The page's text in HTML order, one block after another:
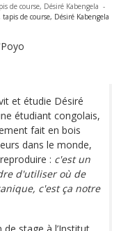
de course, Désiré Kabengela -
tapis de course, Désiré Kabengela
et étudie Désiré
étudiant congolais,
fait en bois
dans le monde,
: c'est un
d'utiliser où de
c'est ça notre